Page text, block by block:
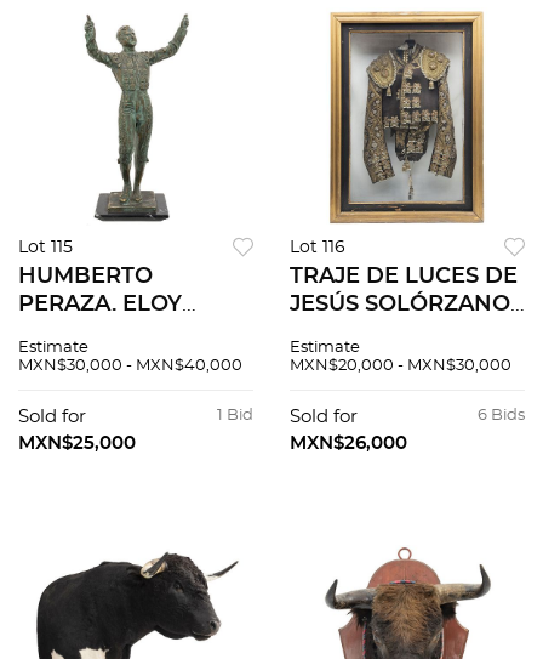
Lot 115
HUMBERTO
PERAZA. ELOY
TRIUNFO,
DOS OREJAS Y EL
RABO. Fundición en
Estimate
MXN$30,000 - MXN$40,000
1 Bid
Sold for
MXN$25,000
Lot 116
TRAJE DE LUCES DE
JESÚS SOLÓRZANO
TEMPLE". MÉXICO,
seda color tabaco y
oro y bordados de
Estimate
MXN$20,000 - MXN$30,000
6 Bids
Sold for
MXN$26,000